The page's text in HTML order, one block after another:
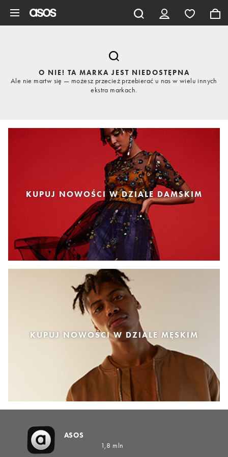
O NIE! TA MARKA JEST NIEDOSTĘPNA
Ale nie martw się — możesz przecież przebierać u nas w wielu innych
ekstra markach.
KUPUJ NOWOŚCI W DZIALE DAMSKIM
KUPUJ NOWOŚCI W DZIALE MĘSKIM
ASOS
1,8 mln